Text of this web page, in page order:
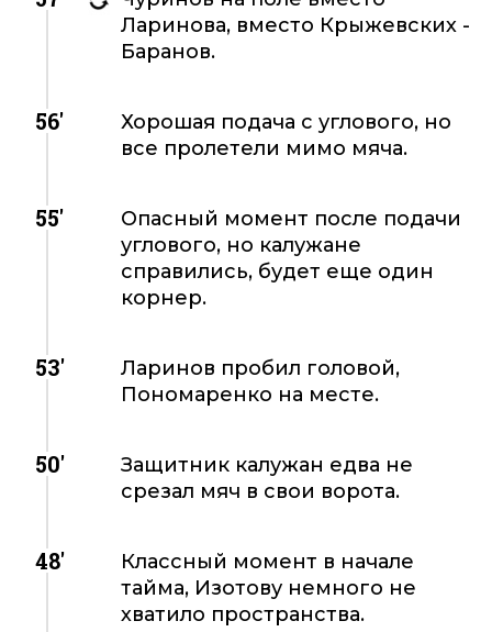
Ларинова, вместо Крыжевских -
Баранов.
56'
Хорошая подача с углового, но
все пролетели мимо мяча.
55'
Опасный момент после подачи
углового, но калужане
справились, будет еще один
корнер.
53'
Ларинов пробил головой,
Пономаренко на месте.
50'
Защитник калужан едва не
срезал мяч в свои ворота.
48'
Классный момент в начале
тайма, Изотову немного не
хватило пространства.